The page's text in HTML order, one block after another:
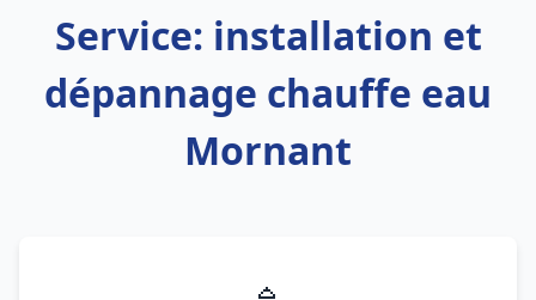
Service: installation et
dépannage chauffe eau
Mornant